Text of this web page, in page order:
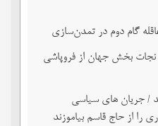
گام دوم در تمدن‌سازی
بخش جهان از فروپاشی
/ جریان های سیاسی
را از حاج قاسم بیاموزند